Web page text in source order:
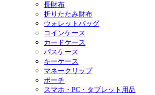
長財布
折りたたみ財布
ウォレットバッグ
コインケース
カードケース
パスケース
キーケース
マネークリップ
ポーチ
スマホ・PC・タブレット用品